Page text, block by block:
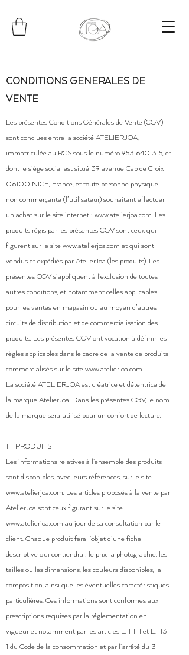
CONDITIONS GENERALES DE
VENTE
Les présentes Conditions Générales de Vente (CGV)
sont conclues entre la société ATELIERJOA,
immatriculée au RCS sous le numéro 953 640 315, et
dont le siège social est situé 39 avenue Cap de Croix
06100 NICE, France, et toute personne physique
non commerçante (l’utilisateur) souhaitant effectuer
un achat sur le site internet : www.atelierjoa.com. Les
produits régis par les présentes CGV sont ceux qui
figurent sur le site www.atelierjoa.com et qui sont
vendus et expédiés par AtelierJoa (les produits). Les
présentes CGV s’appliquent à l’exclusion de toutes
autres conditions, et notamment celles applicables
pour les ventes en magasin ou au moyen d’autres
circuits de distribution et de commercialisation des
produits. Les présentes CGV ont vocation à définir les
règles applicables dans le cadre de la vente de produits
commercialisés sur le site www.atelierjoa.com.
La société ATELIERJOA est créatrice et détentrice de
la marque AtelierJoa. Dans les présentes CGV, le nom
de la marque sera utilisé pour un confort de lecture.
1 - PRODUITS
Les informations relatives à l’ensemble des produits
sont disponibles, avec leurs références, sur le site
www.atelierjoa.com. Les articles proposés à la vente par
AtelierJoa sont ceux figurant sur le site
www.atelierjoa.com au jour de sa consultation par le
client. Chaque produit fera l’objet d’une fiche
descriptive qui contiendra : le prix, la photographie, les
tailles ou les dimensions, les couleurs disponibles, la
composition, ainsi que les éventuelles caractéristiques
particulières. Ces informations sont conformes aux
prescriptions requises par la réglementation en
vigueur et notamment par les articles L. 111-1 et L. 113-
1 du Code de la consommation et par l’arrêté du 3